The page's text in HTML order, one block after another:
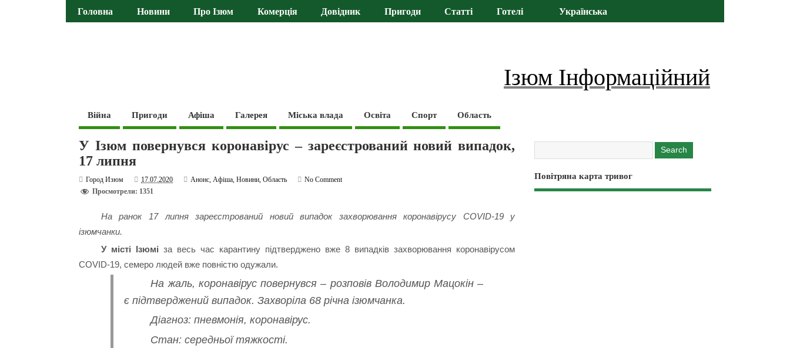
Головна Новини Про Ізюм Комерція Довідник Пригоди Статті Готелі Українська
Ізюм Інформаційний
Війна Пригоди Афіша Галерея Міська влада Освіта Спорт Область
У Ізюм повернувся коронавірус – зареєстрований новий випадок,
17 липня
Город Изюм 17.07.2020 Анонс,Афіша,Новини,Область
No Comment
Просмотрели: 1351
На ранок 17 липня зареєстрований новий випадок захворювання коронавірусу COVID-19 у
ізюмчанки.
У місті Ізюмі за весь час карантину підтверджено вже 8 випадків захворювання коронавірусом
COVID-19, семеро людей вже повністю одужали.
На жаль, коронавірус повернувся – розповів Володимир Мацокін –
є підтверджений випадок. Захворіла 68 річна ізюмчанка.
Діагноз: пневмонія, коронавірус.
Стан: середньої тяжкості.
Повітряна карта тривог